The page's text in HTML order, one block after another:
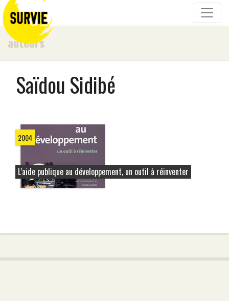
auteurs
Saïdou Sidibé
2004
L’aide publique au développement, un outil à réinventer